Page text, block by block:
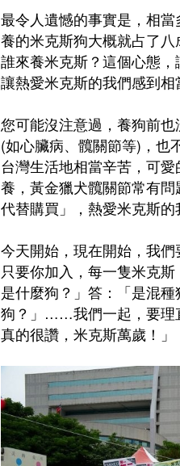
最令人遺憾的事實是，相
養的米克斯狗大概就占了
誰來養米克斯？這個心態
讓熱愛米克斯的我們感到
您可能沒注意過，養狗前
(如心臟病、髖關節等)，也
台灣生活地相當辛苦，可
養，黃金獵犬髖關節常有
代替購買」，熱愛米克斯
今天開始，現在開始，我
只要你加入，每一隻米克
是什麼狗？」答：「是混
狗？」……我們一起，要理
真的很讚，米克斯萬歲！」